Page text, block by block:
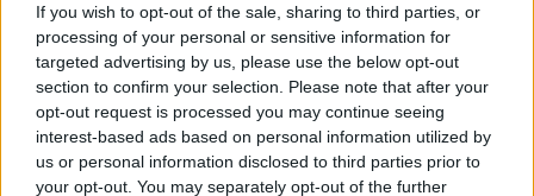
If you wish to opt-out of the sale, sharing to third parties, or
processing of your personal or sensitive information for
targeted advertising by us, please use the below opt-out
section to confirm your selection. Please note that after your
opt-out request is processed you may continue seeing
interest-based ads based on personal information utilized by
us or personal information disclosed to third parties prior to
your opt-out. You may separately opt-out of the further
Jelszavuk : Valasztekot a magyarnak ! :)
Hódos Hajnalka
13 éve
@karolinabeszarova: persze, a Digisek tárgyalnak a